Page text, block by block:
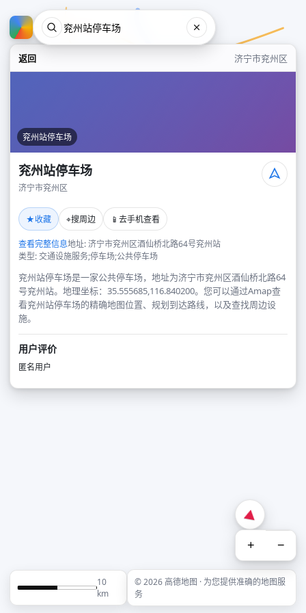
返回 济宁市兖州区
兖州站停车场
兖州站停车场
济宁市兖州区
★收藏 ⌖搜周边 📱 去手机查看
查看完整信息地址: 济宁市兖州区酒仙桥北路64号兖州站
类型: 交通设施服务;停车场;公共停车场
兖州站停车场是一家公共停车场，地址为济宁市兖州区酒仙桥北路64
号兖州站。地理坐标：35.555685,116.840200。您可以通过Amap查
看兖州站停车场的精确地图位置、规划到达路线，以及查找周边设
施。
用户评价
匿名用户
+ −
10
km
© 2026 高德地图 · 为您提供准确的地图服
务